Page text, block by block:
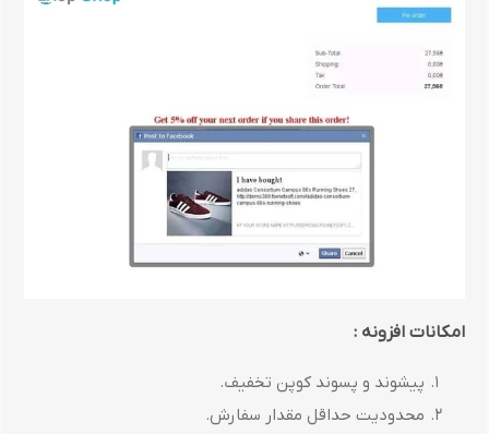
امکانات افزونه :
پیشوند و پسوند کوپن تخفیف.
محدودیت حداقل مقدار سفارش.